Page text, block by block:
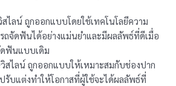
ไลน์ ถูกออกแบบโดยใช้เทคโนโลยีความ
รถจัดฟันได้อย่างแม่นยำและมีผลลัพธ์ที่ดีเมื่อ
ดฟันแบบเดิม
สไลน์ ถูกออกแบบให้เหมาะสมกับช่องปาก
รับแต่งทำให้โอกาสที่ผู้ใช้จะได้ผลลัพธ์ที่